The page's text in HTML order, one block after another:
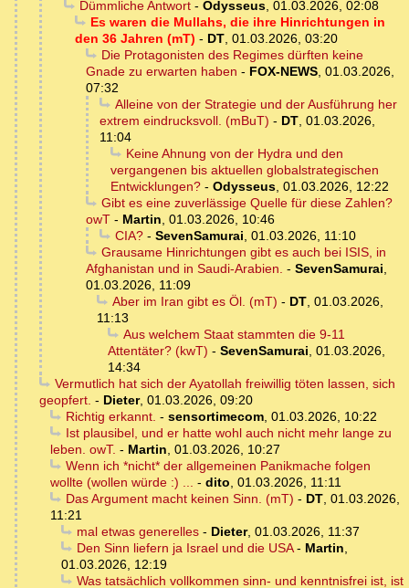
Dümmliche Antwort- Odysseus, 01.03.2026, 02:08
Es waren die Mullahs, die ihre Hinrichtungen in
den 36 Jahren (mT) - DT, 01.03.2026, 03:20
Die Protagonisten des Regimes dürften keine
Gnade zu erwarten haben - FOX-NEWS, 01.03.2026,
07:32
Alleine von der Strategie und der Ausführung her
extrem eindrucksvoll. (mBuT) - DT, 01.03.2026,
11:04
Keine Ahnung von der Hydra und den
vergangenen bis aktuellen globalstrategischen
Entwicklungen? - Odysseus, 01.03.2026, 12:22
Gibt es eine zuverlässige Quelle für diese Zahlen?
owT - Martin, 01.03.2026, 10:46
CIA?- SevenSamurai, 01.03.2026, 11:10
Grausame Hinrichtungen gibt es auch bei ISIS, in
Afghanistan und in Saudi-Arabien. - SevenSamurai,
01.03.2026, 11:09
Aber im Iran gibt es Öl. (mT) - DT, 01.03.2026,
11:13
Aus welchem Staat stammten die 9-11
Attentäter? (kwT) - SevenSamurai, 01.03.2026,
14:34
Vermutlich hat sich der Ayatollah freiwillig töten lassen, sich
geopfert. - Dieter, 01.03.2026, 09:20
Richtig erkannt. - sensortimecom, 01.03.2026, 10:22
Ist plausibel, und er hatte wohl auch nicht mehr lange zu
leben. owT. - Martin, 01.03.2026, 10:27
Wenn ich *nicht* der allgemeinen Panikmache folgen
wollte (wollen würde :) ... - dito, 01.03.2026, 11:11
Das Argument macht keinen Sinn. (mT) - DT, 01.03.2026,
11:21
mal etwas generelles- Dieter, 01.03.2026, 11:37
Den Sinn liefern ja Israel und die USA- Martin,
01.03.2026, 12:19
Was tatsächlich vollkommen sinn- und kenntnisfrei ist, ist